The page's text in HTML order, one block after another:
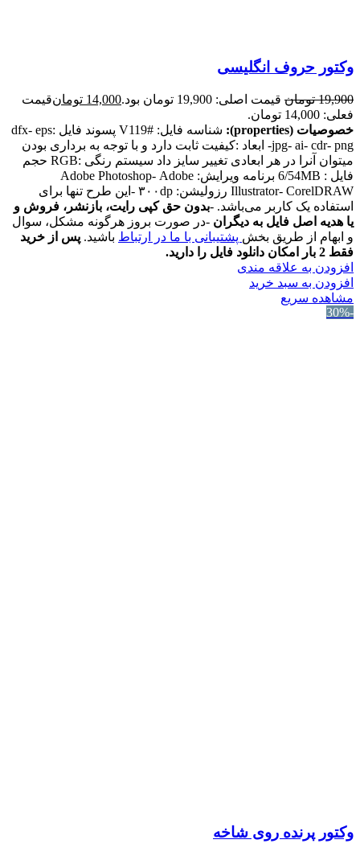
وکتور حروف انگلیسی
19,900 تومان قیمت اصلی: 19,900 تومان بود. 14,000 تومانقیمت
فعلی: 14,000 تومان.
خصوصیات (properties):
شناسه فایل: #V119 پسوند فایل :dfx- eps
-jpg- ai- cdr- png ابعاد :کیفیت ثابت دارد و با توجه به برداری بودن
میتوان آنرا در هر ابعادی تغییر سایز داد سیستم رنگی :RGB حجم
فایل : 6/54MB برنامه ویرایش: Adobe Photoshop- Adobe
Illustrator- CorelDRAW رزولیشن: ۳۰۰dp -این طرح تنها برای
استفاده یک کاربر می‌باشد. -بدون حق کپی رایت، بازنشر، فروش و
یا هدیه اصل فایل به دیگران -در صورت بروز هرگونه مشکل، سوال
و ابهام از طریق بخش پشتیبانی با ما در ارتباط باشید. پس از خرید
فقط 2 بار امکان دانلود فایل را دارید.
افزودن به علاقه مندی
افزودن به سبد خرید
مشاهده سریع
-30%
وکتور پرنده روی شاخه